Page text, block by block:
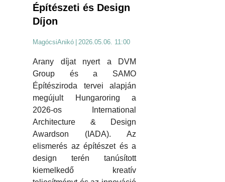
Építészeti és Design
Díjon
MagócsiAnikó | 2026.05.06. 11:00
Arany díjat nyert a DVM
Group és a SAMO
Építésziroda tervei alapján
megújult Hungaroring a
2026-os International
Architecture & Design
Awardson (IADA). Az
elismerés az építészet és a
design terén tanúsított
kiemelkedő kreatív